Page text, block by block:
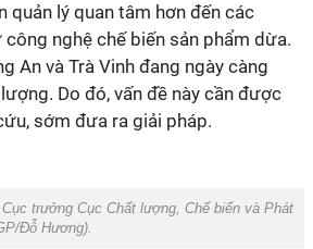
quản lý quan tâm hơn đến các
nghệ chế biến sản phẩm dừa.
An và Trà Vinh đang ngày càng
Do đó, vấn đề này cần được
sớm đưa ra giải pháp.
trưởng Cục Chất lượng, Chế biến và Phát
Đỗ Hương).